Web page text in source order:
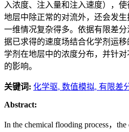
入浓度、注入量和注入速度），
地层中除正常的对流外，还会发
一维情况复杂得多。依据有限差
据已求得的速度场结合化学剂运
学剂在地层中的浓度分布，并针
的影响。
关键词: 化学驱, 数值模拟, 有限差
Abstract:
In the chemical flooding process，